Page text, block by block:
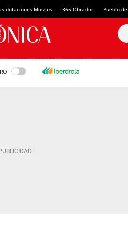
dotaciones Mossos 365 Obrador Pueblo